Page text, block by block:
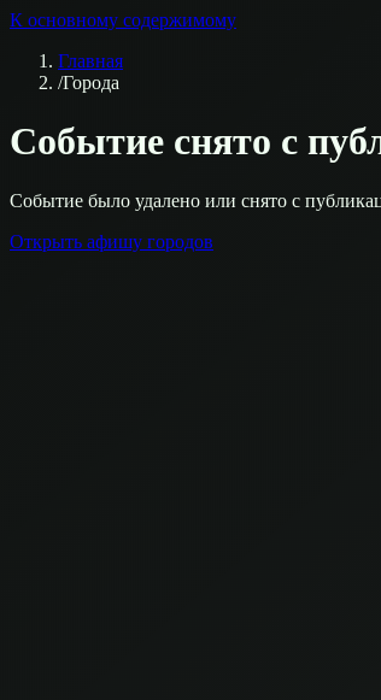
К основному содержимому
Главная
/Города
Событие снято с
Событие было удалено или снято с
Открыть афишу городов